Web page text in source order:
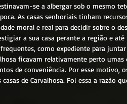
se a albergar sob o mesmo
As casas senhoriais tinham
moral e real para decidir sobre o
a sua casa perante a região e até
como expediente para
ficavam relativamente perto
de conveniência. Por esse motivo,
de Carvalhosa. Foi essa a razão